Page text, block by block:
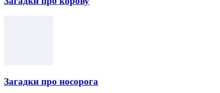
Загадки про носорога